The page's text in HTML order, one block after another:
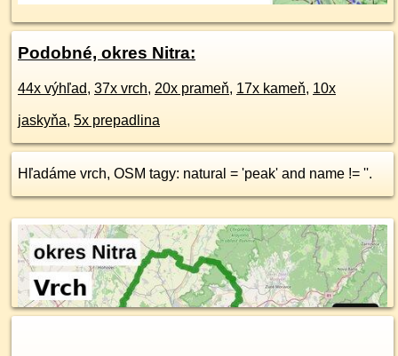
Podobné, okres Nitra:
44x výhľad, 37x vrch, 20x prameň, 17x kameň, 10x
jaskyňa, 5x prepadlina
Hľadáme vrch, OSM tagy: natural = 'peak' and name != ''.